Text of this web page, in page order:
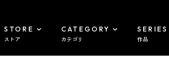
STORE
ストア
CATEGORY
カテゴリ
SERIES
作品